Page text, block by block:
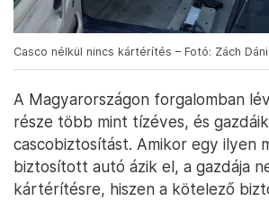
Casco nélkül nincs kártérítés – Fotó: Zách
A Magyarországon forgalomban
része több mint tízéves, és
cascobiztosítást. Amikor egy ilyen
biztosított autó ázik el, a gazdája
kártérítésre, hiszen a kötelező